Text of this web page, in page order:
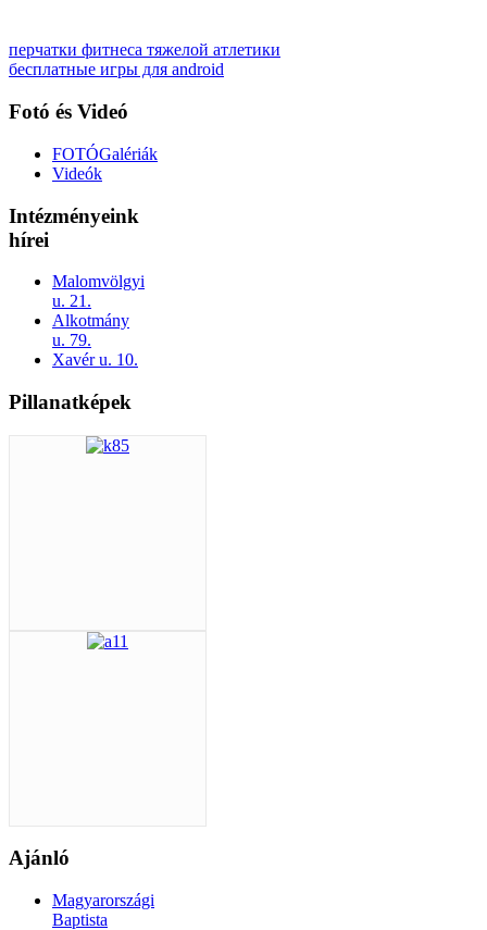
перчатки фитнеса тяжелой атлетики
бесплатные игры для android
Fotó és Videó
FOTÓGalériák
Videók
Intézményeink
hírei
Malomvölgyi
u. 21.
Alkotmány
u. 79.
Xavér u. 10.
Pillanatképek
Ajánló
Magyarországi
Baptista